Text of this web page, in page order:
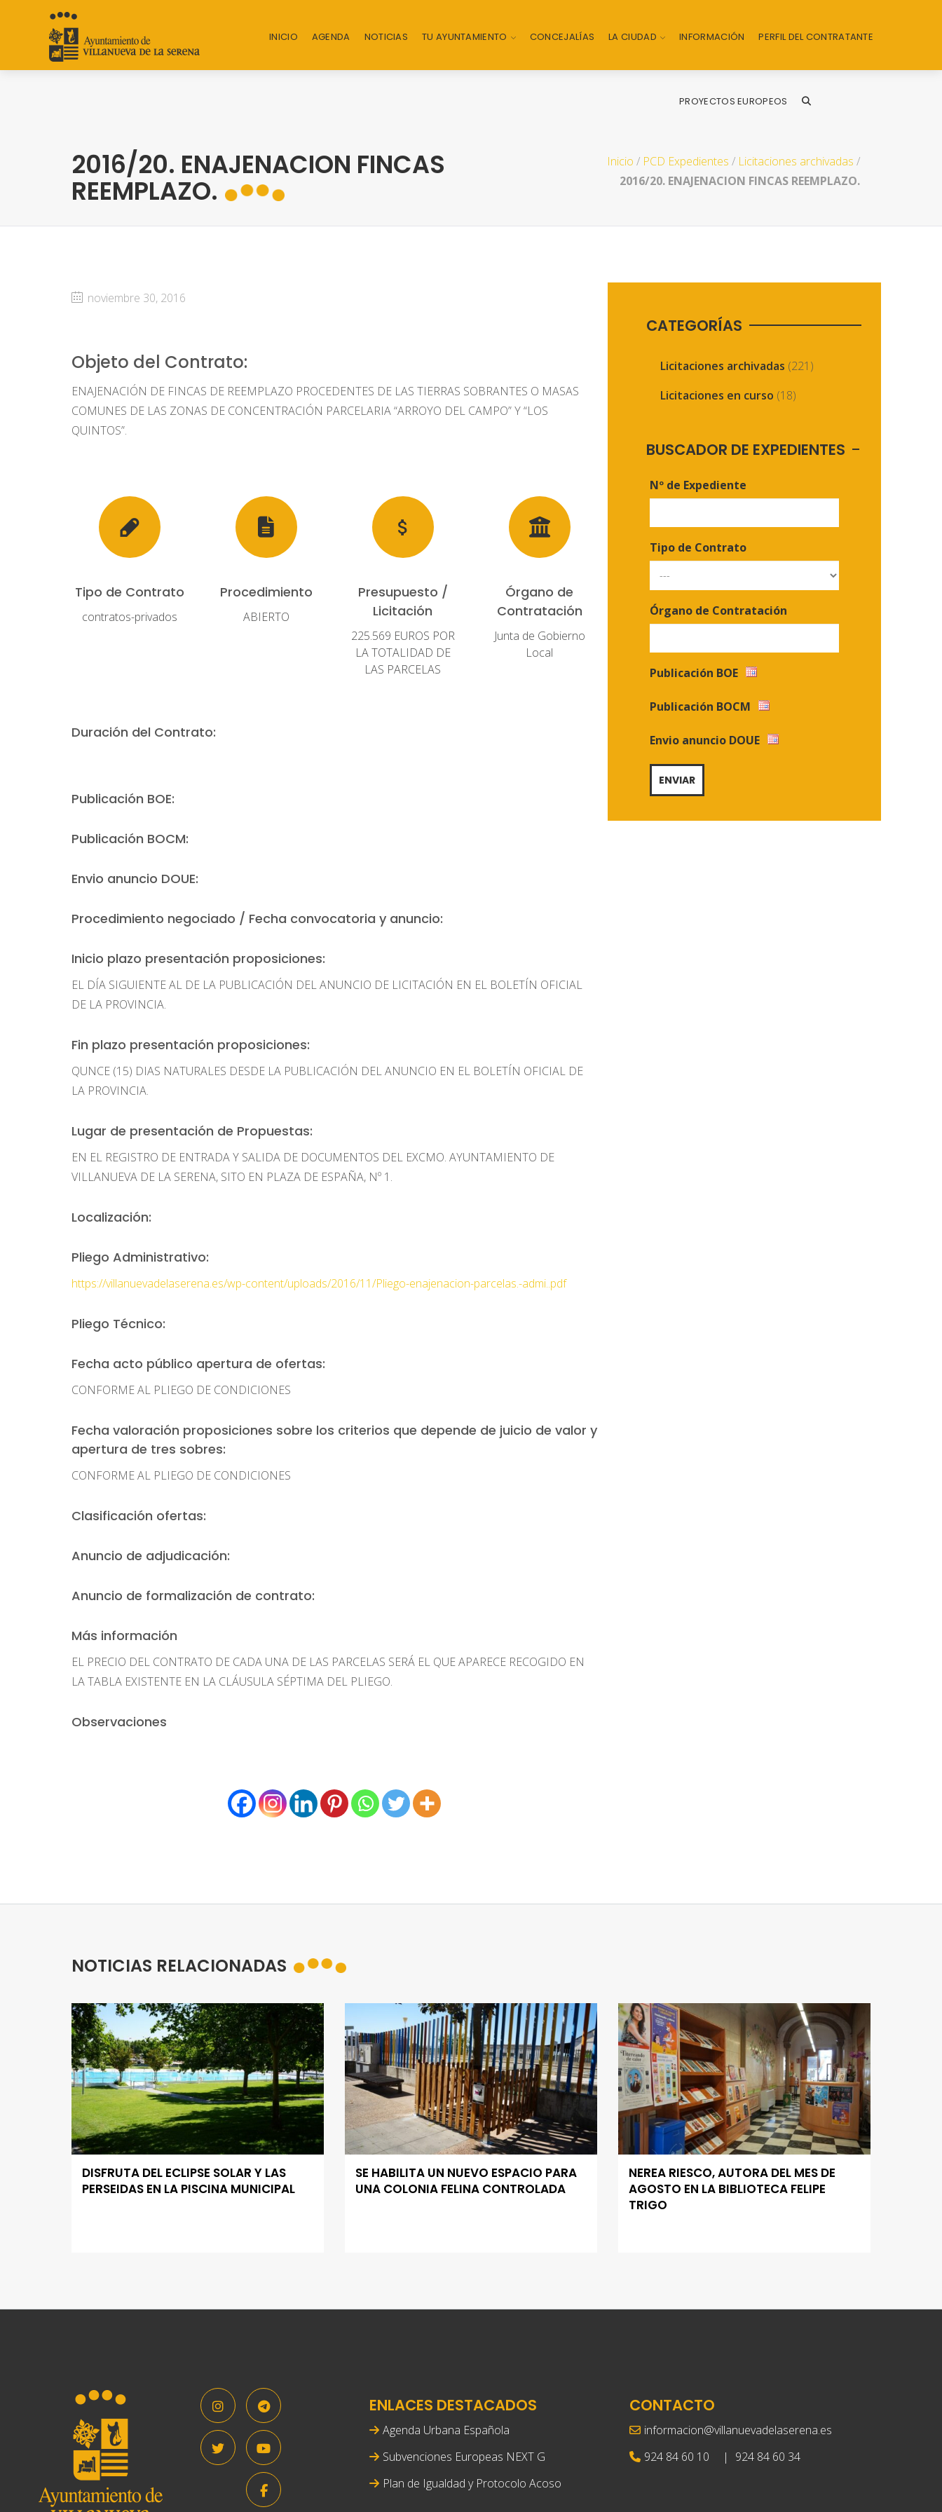
INICIO AGENDA NOTICIAS TU AYUNTAMIENTO CONCEJALÍAS LA CIUDAD INFORMACIÓN PERFIL DEL CONTRATANTE
PROYECTOS EUROPEOS
2016/20. ENAJENACION FINCAS
REEMPLAZO.
Inicio / PCD Expedientes / Licitaciones archivadas /
2016/20. ENAJENACION FINCAS REEMPLAZO.
noviembre 30, 2016
Objeto del Contrato:
ENAJENACIÓN DE FINCAS DE REEMPLAZO PROCEDENTES DE LAS TIERRAS SOBRANTES O MASAS
COMUNES DE LAS ZONAS DE CONCENTRACIÓN PARCELARIA “ARROYO DEL CAMPO” Y “LOS
QUINTOS”.
Tipo de Contrato
contratos-privados
Procedimiento
ABIERTO
Presupuesto /
Licitación
225.569 EUROS POR
LA TOTALIDAD DE
LAS PARCELAS
Órgano de
Contratación
Junta de Gobierno
Local
Duración del Contrato:
Publicación BOE:
Publicación BOCM:
Envio anuncio DOUE:
Procedimiento negociado / Fecha convocatoria y anuncio:
Inicio plazo presentación proposiciones:
EL DÍA SIGUIENTE AL DE LA PUBLICACIÓN DEL ANUNCIO DE LICITACIÓN EN EL BOLETÍN OFICIAL
DE LA PROVINCIA.
Fin plazo presentación proposiciones:
QUNCE (15) DIAS NATURALES DESDE LA PUBLICACIÓN DEL ANUNCIO EN EL BOLETÍN OFICIAL DE
LA PROVINCIA.
Lugar de presentación de Propuestas:
EN EL REGISTRO DE ENTRADA Y SALIDA DE DOCUMENTOS DEL EXCMO. AYUNTAMIENTO DE
VILLANUEVA DE LA SERENA, SITO EN PLAZA DE ESPAÑA, Nº 1.
Localización:
Pliego Administrativo:
https://villanuevadelaserena.es/wp-content/uploads/2016/11/Pliego-enajenacion-parcelas.-admi..pdf
Pliego Técnico:
Fecha acto público apertura de ofertas:
CONFORME AL PLIEGO DE CONDICIONES
Fecha valoración proposiciones sobre los criterios que depende de juicio de valor y
apertura de tres sobres:
CONFORME AL PLIEGO DE CONDICIONES
Clasificación ofertas:
Anuncio de adjudicación:
Anuncio de formalización de contrato:
Más información
EL PRECIO DEL CONTRATO DE CADA UNA DE LAS PARCELAS SERÁ EL QUE APARECE RECOGIDO EN
LA TABLA EXISTENTE EN LA CLÁUSULA SÉPTIMA DEL PLIEGO.
Observaciones
CATEGORÍAS
Licitaciones archivadas (221)
Licitaciones en curso (18)
BUSCADOR DE EXPEDIENTES
Nº de Expediente
Tipo de Contrato
Órgano de Contratación
Publicación BOE
Publicación BOCM
Envio anuncio DOUE
NOTICIAS RELACIONADAS
DISFRUTA DEL ECLIPSE SOLAR Y LAS
PERSEIDAS EN LA PISCINA MUNICIPAL
SE HABILITA UN NUEVO ESPACIO PARA
UNA COLONIA FELINA CONTROLADA
NEREA RIESCO, AUTORA DEL MES DE
AGOSTO EN LA BIBLIOTECA FELIPE
TRIGO
ENLACES DESTACADOS
Agenda Urbana Española
Subvenciones Europeas NEXT G
Plan de Igualdad y Protocolo Acoso
CONTACTO
informacion@villanuevadelaserena.es
924 84 60 10
| 924 84 60 34